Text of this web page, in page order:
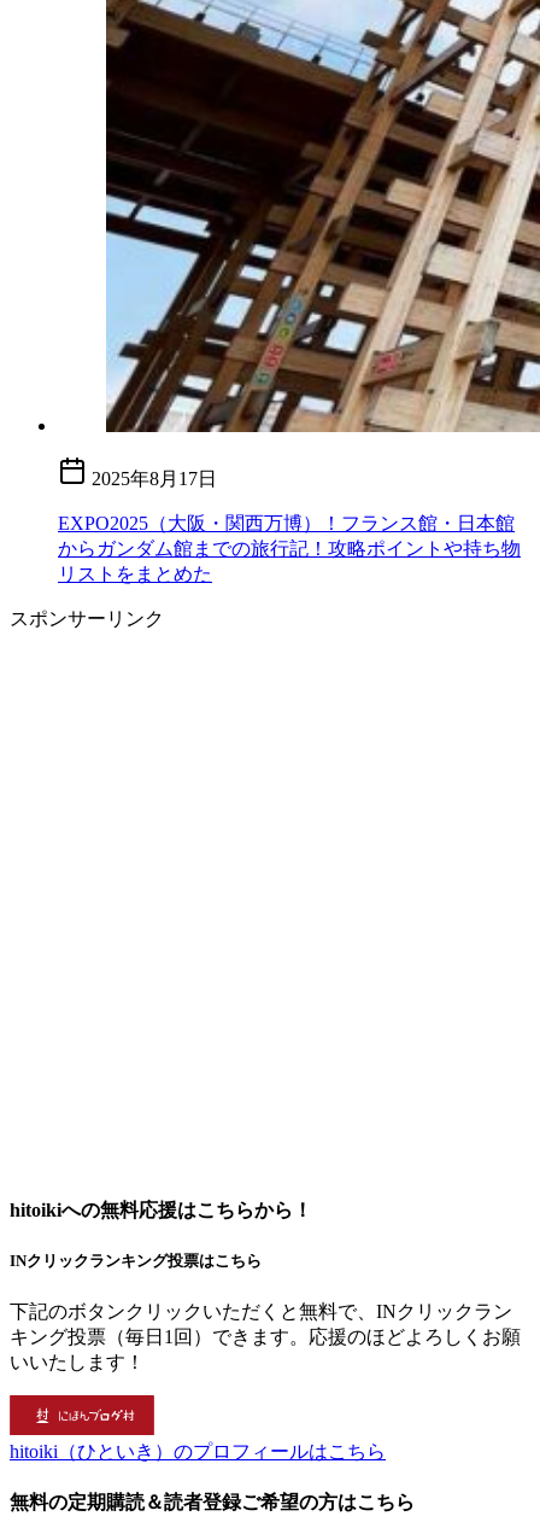
2025年8月17日
EXPO2025（大阪・関西万博）！フランス館・日本館
からガンダム館までの旅行記！攻略ポイントや持ち物
リストをまとめた
スポンサーリンク
hitoikiへの無料応援はこちらから！
INクリックランキング投票はこちら
下記のボタンクリックいただくと無料で、INクリックラン
キング投票（毎日1回）できます。応援のほどよろしくお願
いいたします！
hitoiki（ひといき）のプロフィールはこちら
無料の定期購読＆読者登録ご希望の方はこちら